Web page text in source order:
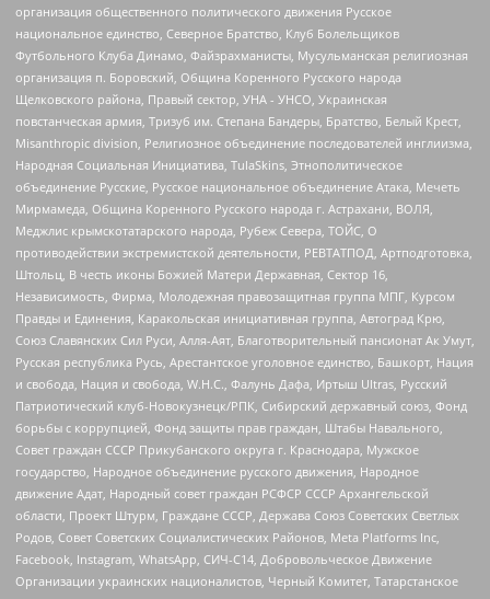
организация общественного политического движения Русское
национальное единство, Северное Братство, Клуб Болельщиков
Футбольного Клуба Динамо, Файзрахманисты, Мусульманская религиозная
организация п. Боровский, Община Коренного Русского народа
Щелковского района, Правый сектор, УНА - УНСО, Украинская
повстанческая армия, Тризуб им. Степана Бандеры, Братство, Белый Крест,
Misanthropic division, Религиозное объединение последователей инглиизма,
Народная Социальная Инициатива, TulaSkins, Этнополитическое
объединение Русские, Русское национальное объединение Атака, Мечеть
Мирмамеда, Община Коренного Русского народа г. Астрахани, ВОЛЯ,
Меджлис крымскотатарского народа, Рубеж Севера, ТОЙС, О
противодействии экстремистской деятельности, РЕВТАТПОД, Артподготовка,
Штольц, В честь иконы Божией Матери Державная, Сектор 16,
Независимость, Фирма, Молодежная правозащитная группа МПГ, Курсом
Правды и Единения, Каракольская инициативная группа, Автоград Крю,
Союз Славянских Сил Руси, Алля-Аят, Благотворительный пансионат Ак Умут,
Русская республика Русь, Арестантское уголовное единство, Башкорт, Нация
и свобода, Нация и свобода, W.H.С., Фалунь Дафа, Иртыш Ultras, Русский
Патриотический клуб-Новокузнецк/РПК, Сибирский державный союз, Фонд
борьбы с коррупцией, Фонд защиты прав граждан, Штабы Навального,
Совет граждан СССР Прикубанского округа г. Краснодара, Мужское
государство, Народное объединение русского движения, Народное
движение Адат, Народный совет граждан РСФСР СССР Архангельской
области, Проект Штурм, Граждане СССР, Держава Союз Советских Светлых
Родов, Совет Советских Социалистических Районов, Meta Platforms Inc,
Facebook, Instagram, WhatsApp, СИЧ-С14, Добровольческое Движение
Организации украинских националистов, Черный Комитет, Татарстанское